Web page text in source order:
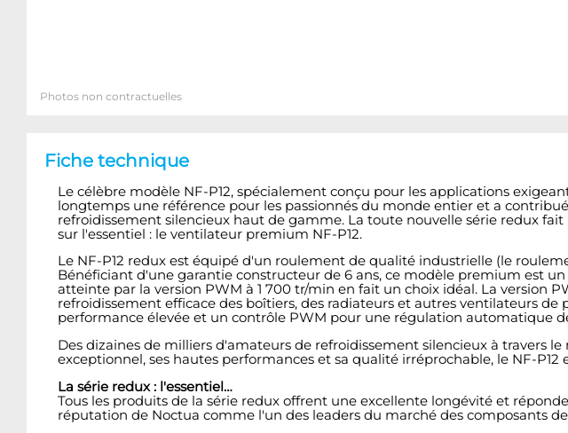
Photos non contractuelles
Fiche technique
Le célèbre modèle NF-P12, spécialement conçu pour les applications
longtemps une référence pour les passionnés du monde entier et a
refroidissement silencieux haut de gamme. La toute nouvelle série redux
sur l'essentiel : le ventilateur premium NF-P12.
Le NF-P12 redux est équipé d'un roulement de qualité industrielle (le
Bénéficiant d'une garantie constructeur de 6 ans, ce modèle premium est
atteinte par la version PWM à 1 700 tr/min en fait un choix idéal. La version
refroidissement efficace des boîtiers, des radiateurs et autres ventilateurs
performance élevée et un contrôle PWM pour une régulation automatique
Des dizaines de milliers d'amateurs de refroidissement silencieux à travers
exceptionnel, ses hautes performances et sa qualité irréprochable, le NF-
La série redux : l'essentiel…
Tous les produits de la série redux offrent une excellente longévité et
réputation de Noctua comme l'un des leaders du marché des composants